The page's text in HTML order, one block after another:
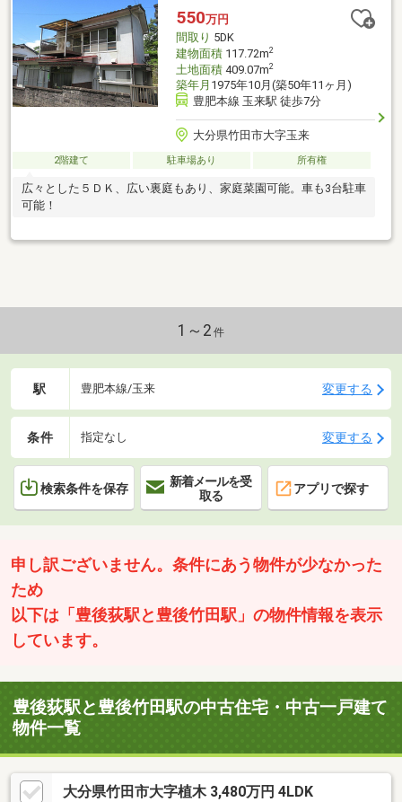
550万円
間取り 5DK
建物面積117.72m2
土地面積409.07m2
築年月 1975年10月(築50年11ヶ月)
豊肥本線 玉来駅 徒歩7分
大分県竹田市大字玉来
2階建て 駐車場あり 所有権
広々とした５ＤＫ、広い裏庭もあり、家庭菜園可能。車も3台駐車
可能！
1～2 件
駅 豊肥本線/玉来 変更する
条件 指定なし 変更する
検索条件を保存
新着メールを受
取る
アプリで探す
申し訳ございません。条件にあう物件が少なかった
ため
以下は「豊後荻駅と豊後竹田駅」の物件情報を表示
しています。
豊後荻駅と豊後竹田駅の中古住宅・中古一戸建て
物件一覧
大分県竹田市大字植木 3,480万円 4LDK